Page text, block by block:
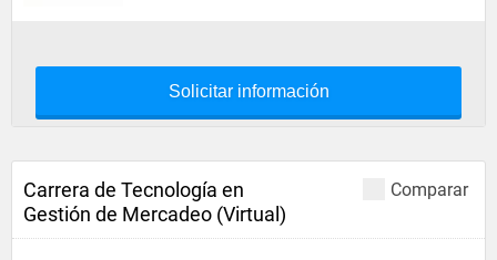
Solicitar información
Comparar
Carrera de Tecnología en
Gestión de Mercadeo (Virtual)